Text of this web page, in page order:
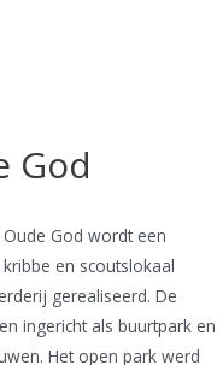
God
God wordt een
en scoutslokaal
gerealiseerd. De
ingericht als buurtpark en
Het open park werd